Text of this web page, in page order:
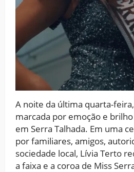
A noite da última quarta-
marcada por emoção e brilho
em Serra Talhada. Em uma
por familiares, amigos,
sociedade local, Lívia Terto
a faixa e a coroa de Miss